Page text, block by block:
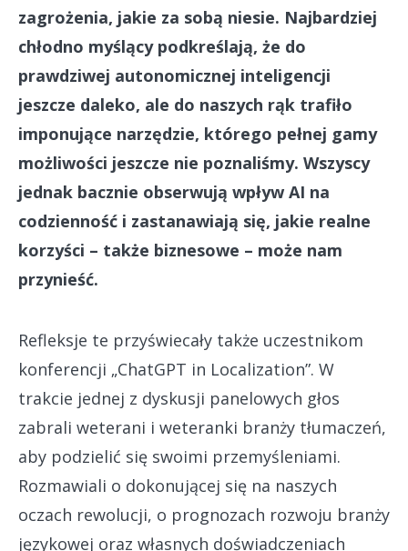
zagrożenia, jakie za sobą niesie. Najbardziej
chłodno myślący podkreślają, że do
prawdziwej autonomicznej inteligencji
jeszcze daleko, ale do naszych rąk trafiło
imponujące narzędzie, którego pełnej gamy
możliwości jeszcze nie poznaliśmy. Wszyscy
jednak bacznie obserwują wpływ AI na
codzienność i zastanawiają się, jakie realne
korzyści – także biznesowe – może nam
przynieść.
Refleksje te przyświecały także uczestnikom
konferencji „ChatGPT in Localization”. W
trakcie jednej z dyskusji panelowych głos
zabrali weterani i weteranki branży tłumaczeń,
aby podzielić się swoimi przemyśleniami.
Rozmawiali o dokonującej się na naszych
oczach rewolucji, o prognozach rozwoju branży
językowej oraz własnych doświadczeniach